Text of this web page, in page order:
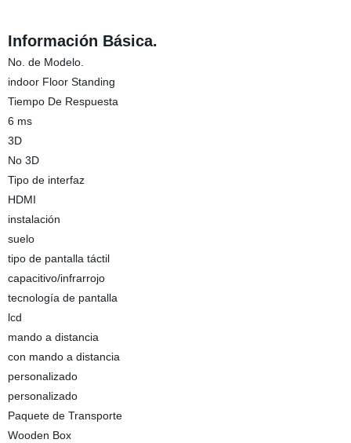
Información Básica.
No. de Modelo.
indoor Floor Standing
Tiempo De Respuesta
6 ms
3D
No 3D
Tipo de interfaz
HDMI
instalación
suelo
tipo de pantalla táctil
capacitivo/infrarrojo
tecnología de pantalla
lcd
mando a distancia
con mando a distancia
personalizado
personalizado
Paquete de Transporte
Wooden Box